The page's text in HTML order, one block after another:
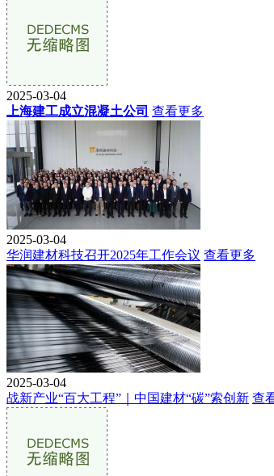
2025-03-04
上海建工成立混凝土公司 查看更多
2025-03-04
华润建材科技召开2025年工作会议 查看更多
2025-03-04
战新产业“百大工程”｜中国建材“碳”索创新 查